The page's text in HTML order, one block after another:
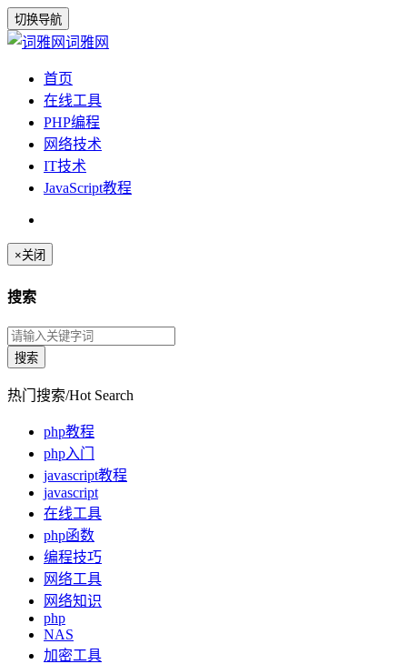
切换导航
词雅网
首页
在线工具
PHP编程
网络技术
IT技术
JavaScript教程
×关闭
搜索
热门搜索/Hot Search
php教程
php入门
javascript教程
javascript
在线工具
php函数
编程技巧
网络工具
网络知识
php
NAS
加密工具